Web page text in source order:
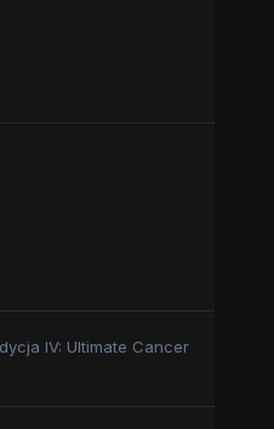
IV: Ultimate Cancer